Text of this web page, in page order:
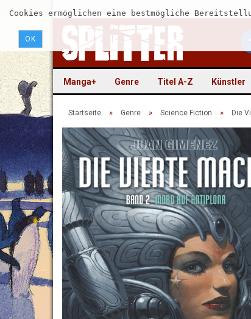
Cookies ermöglichen eine bestmögliche
OK
Manga+ Genre Titel A-Z Künstler
Startseite » Genre » Science Fiction » Die